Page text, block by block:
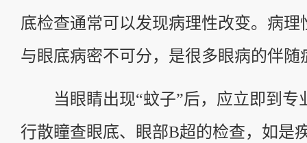
底检查通常可以发现病理性改变。病理
与眼底病密不可分，是很多眼病的伴随
当眼睛出现“蚊子”后，应立即到专
行散瞳查眼底、眼部B超的检查，如是